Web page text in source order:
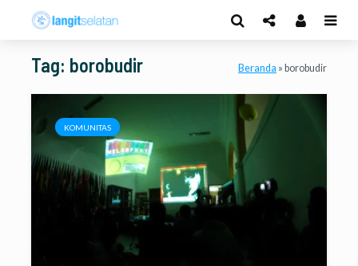
Tag: borobudir Beranda » borobudir
KOMUNITAS